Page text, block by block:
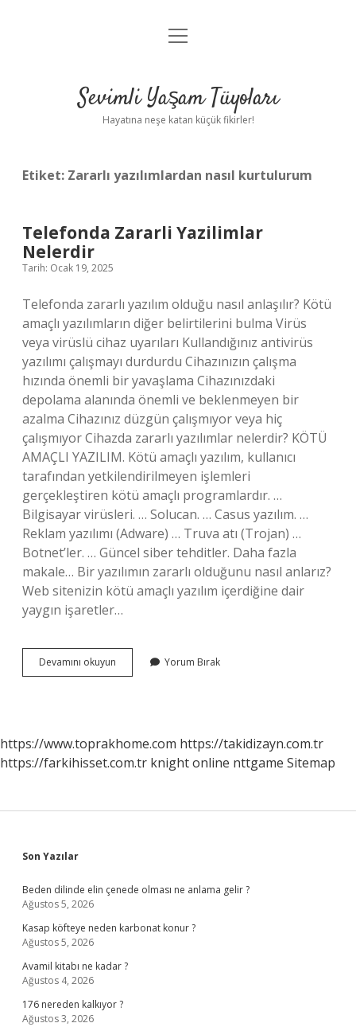
Anasayfa
Yasal Uyarı
menüyü
Sevimli Yaşam Tüyoları
Hayatına neşe katan küçük fikirler!
Etiket: Zararlı yazılımlardan nasıl kurtulurum
Telefonda Zararli Yazilimlar
Nelerdir
Tarih: Ocak 19, 2025
Telefonda zararlı yazılım olduğu nasıl anlaşılır? Kötü
amaçlı yazılımların diğer belirtilerini bulma Virüs
veya virüslü cihaz uyarıları Kullandığınız antivirüs
yazılımı çalışmayı durdurdu Cihazınızın çalışma
hızında önemli bir yavaşlama Cihazınızdaki
depolama alanında önemli ve beklenmeyen bir
azalma Cihazınız düzgün çalışmıyor veya hiç
çalışmıyor Cihazda zararlı yazılımlar nelerdir? KÖTÜ
AMAÇLI YAZILIM. Kötü amaçlı yazılım, kullanıcı
tarafından yetkilendirilmeyen işlemleri
gerçekleştiren kötü amaçlı programlardır. …
Bilgisayar virüsleri. … Solucan. … Casus yazılım. …
Reklam yazılımı (Adware) … Truva atı (Trojan) …
Botnet’ler. … Güncel siber tehditler. Daha fazla
makale… Bir yazılımın zararlı olduğunu nasıl anlarız?
Web sitenizin kötü amaçlı yazılım içerdiğine dair
yaygın işaretler…
Devamını okuyun Telefonda
Zararli
Yorum Bırak
https://www.toprakhome.com https://takidizayn.com.tr
https://farkihisset.com.tr knight online nttgame Sitemap
Sidebar
Son Yazılar
Beden dilinde elin çenede olması ne anlama gelir ?
Ağustos 5, 2026
Kasap köfteye neden karbonat konur ?
Ağustos 5, 2026
Avamil kitabı ne kadar ?
Ağustos 4, 2026
176 nereden kalkıyor ?
Ağustos 3, 2026